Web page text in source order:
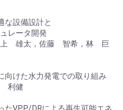
な設備設計と
レータ開発
雄太，佐藤 智希，林 巨
向けた水力発電での取り組み
利健